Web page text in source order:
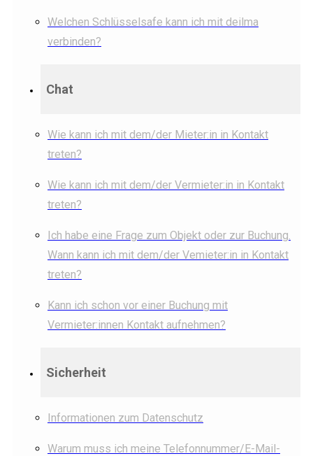
Welchen Schlüsselsafe kann ich mit deilma
verbinden?
Chat
Wie kann ich mit dem/der Mieter:in in Kontakt
treten?
Wie kann ich mit dem/der Vermieter:in in Kontakt
treten?
Ich habe eine Frage zum Objekt oder zur Buchung.
Wann kann ich mit dem/der Vemieter:in in Kontakt
treten?
Kann ich schon vor einer Buchung mit
Vermieter:innen Kontakt aufnehmen?
Sicherheit
Informationen zum Datenschutz
Warum muss ich meine Telefonnummer/E-Mail-